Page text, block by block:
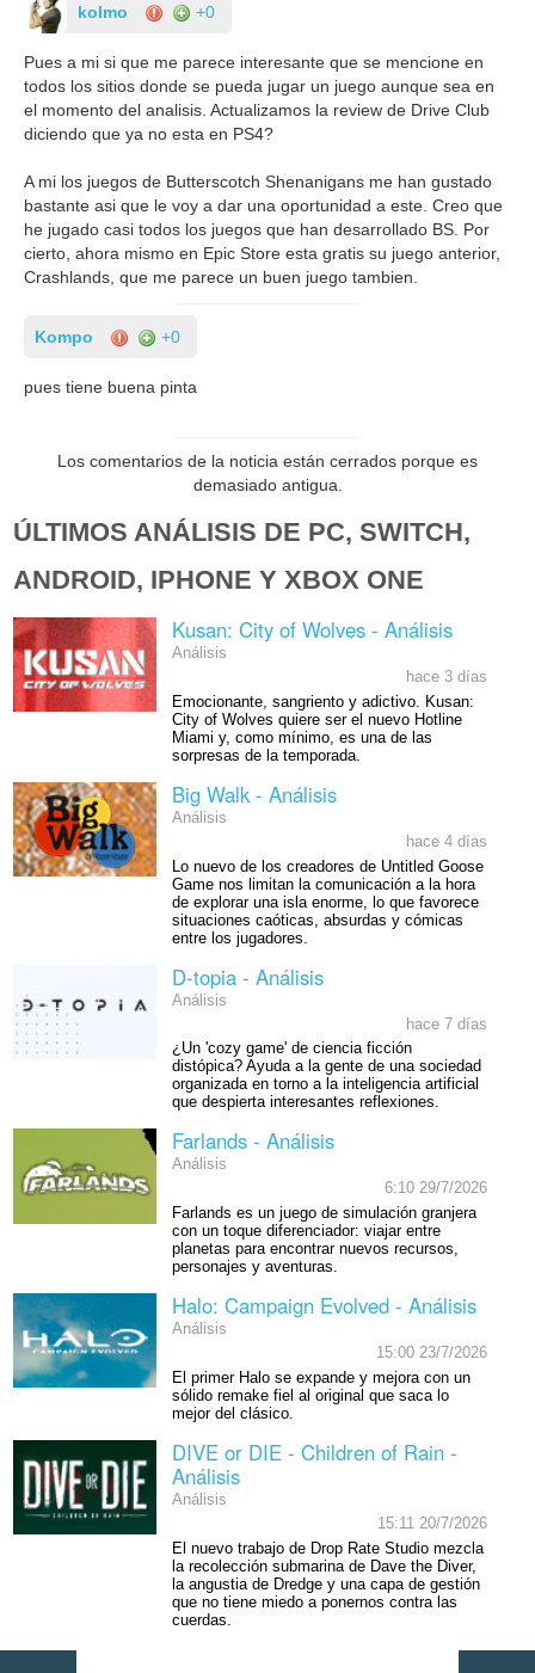
kolmo +0
Pues a mi si que me parece interesante que se mencione en
todos los sitios donde se pueda jugar un juego aunque sea en
el momento del analisis. Actualizamos la review de Drive Club
diciendo que ya no esta en PS4?
A mi los juegos de Butterscotch Shenanigans me han gustado
bastante asi que le voy a dar una oportunidad a este. Creo que
he jugado casi todos los juegos que han desarrollado BS. Por
cierto, ahora mismo en Epic Store esta gratis su juego anterior,
Crashlands, que me parece un buen juego tambien.
Kompo +0
pues tiene buena pinta
Los comentarios de la noticia están cerrados porque es
demasiado antigua.
ÚLTIMOS ANÁLISIS DE PC, SWITCH,
ANDROID, IPHONE Y XBOX ONE
Kusan: City of Wolves - Análisis
Análisis
hace 3 días
Emocionante, sangriento y adictivo. Kusan:
City of Wolves quiere ser el nuevo Hotline
Miami y, como mínimo, es una de las
sorpresas de la temporada.
Big Walk - Análisis
Análisis
hace 4 días
Lo nuevo de los creadores de Untitled Goose
Game nos limitan la comunicación a la hora
de explorar una isla enorme, lo que favorece
situaciones caóticas, absurdas y cómicas
entre los jugadores.
D-topia - Análisis
Análisis
hace 7 días
¿Un 'cozy game' de ciencia ficción
distópica? Ayuda a la gente de una sociedad
organizada en torno a la inteligencia artificial
que despierta interesantes reflexiones.
Farlands - Análisis
Análisis
6:10 29/7/2026
Farlands es un juego de simulación granjera
con un toque diferenciador: viajar entre
planetas para encontrar nuevos recursos,
personajes y aventuras.
Halo: Campaign Evolved - Análisis
Análisis
15:00 23/7/2026
El primer Halo se expande y mejora con un
sólido remake fiel al original que saca lo
mejor del clásico.
DIVE or DIE - Children of Rain -
Análisis
Análisis
15:11 20/7/2026
El nuevo trabajo de Drop Rate Studio mezcla
la recolección submarina de Dave the Diver,
la angustia de Dredge y una capa de gestión
que no tiene miedo a ponernos contra las
cuerdas.